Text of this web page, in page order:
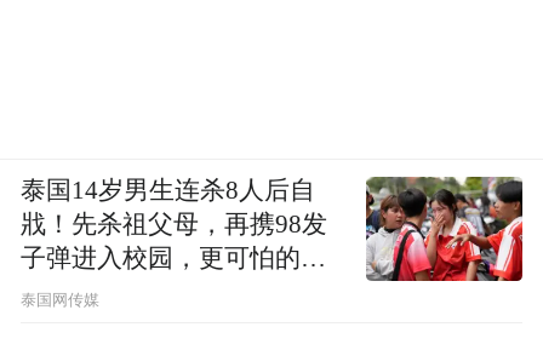
泰国14岁男生连杀8人后自
戕！先杀祖父母，再携98发
子弹进入校园，更可怕的细
节公布了
泰国网传媒